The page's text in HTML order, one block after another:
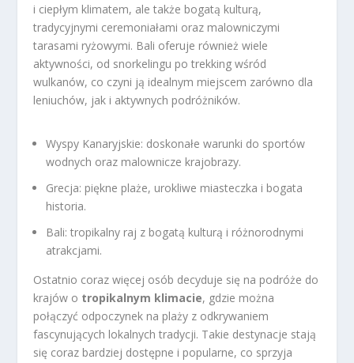
i ciepłym klimatem, ale także bogatą kulturą,
tradycyjnymi ceremoniałami oraz malowniczymi
tarasami ryżowymi. Bali oferuje również wiele
aktywności, od snorkelingu po trekking wśród
wulkanów, co czyni ją idealnym miejscem zarówno dla
leniuchów, jak i aktywnych podróżników.
Wyspy Kanaryjskie: doskonałe warunki do sportów
wodnych oraz malownicze krajobrazy.
Grecja: piękne plaże, urokliwe miasteczka i bogata
historia.
Bali: tropikalny raj z bogatą kulturą i różnorodnymi
atrakcjami.
Ostatnio coraz więcej osób decyduje się na podróże do
krajów o tropikalnym klimacie, gdzie można
połączyć odpoczynek na plaży z odkrywaniem
fascynujących lokalnych tradycji. Takie destynacje stają
się coraz bardziej dostępne i popularne, co sprzyja